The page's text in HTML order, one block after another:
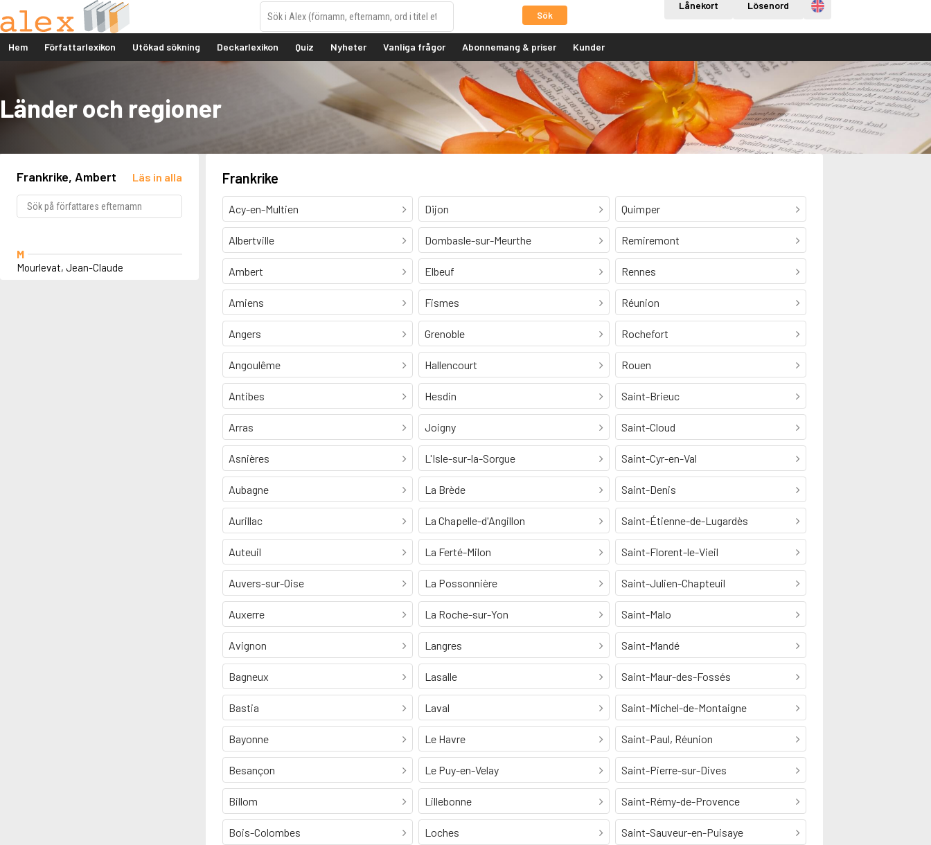
Sök
Lånekort Lösenord Engelska
Hem Författarlexikon Utökad sökning Deckarlexikon Quiz Nyheter Vanliga frågor Abonnemang & priser Kunder
Länder och regioner
Frankrike, Ambert Läs in alla
M
Mourlevat, Jean-Claude
Frankrike
Acy-en-Multien
Albertville
Ambert
Amiens
Angers
Angoulême
Antibes
Arras
Asnières
Aubagne
Aurillac
Auteuil
Auvers-sur-Oise
Auxerre
Avignon
Bagneux
Bastia
Bayonne
Besançon
Billom
Bois-Colombes
Dijon
Dombasle-sur-Meurthe
Elbeuf
Fismes
Grenoble
Hallencourt
Hesdin
Joigny
L'Isle-sur-la-Sorgue
La Brède
La Chapelle-d'Angillon
La Ferté-Milon
La Possonnière
La Roche-sur-Yon
Langres
Lasalle
Laval
Le Havre
Le Puy-en-Velay
Lillebonne
Loches
Quimper
Remiremont
Rennes
Réunion
Rochefort
Rouen
Saint-Brieuc
Saint-Cloud
Saint-Cyr-en-Val
Saint-Denis
Saint-Étienne-de-Lugardès
Saint-Florent-le-Vieil
Saint-Julien-Chapteuil
Saint-Malo
Saint-Mandé
Saint-Maur-des-Fossés
Saint-Michel-de-Montaigne
Saint-Paul, Réunion
Saint-Pierre-sur-Dives
Saint-Rémy-de-Provence
Saint-Sauveur-en-Puisaye